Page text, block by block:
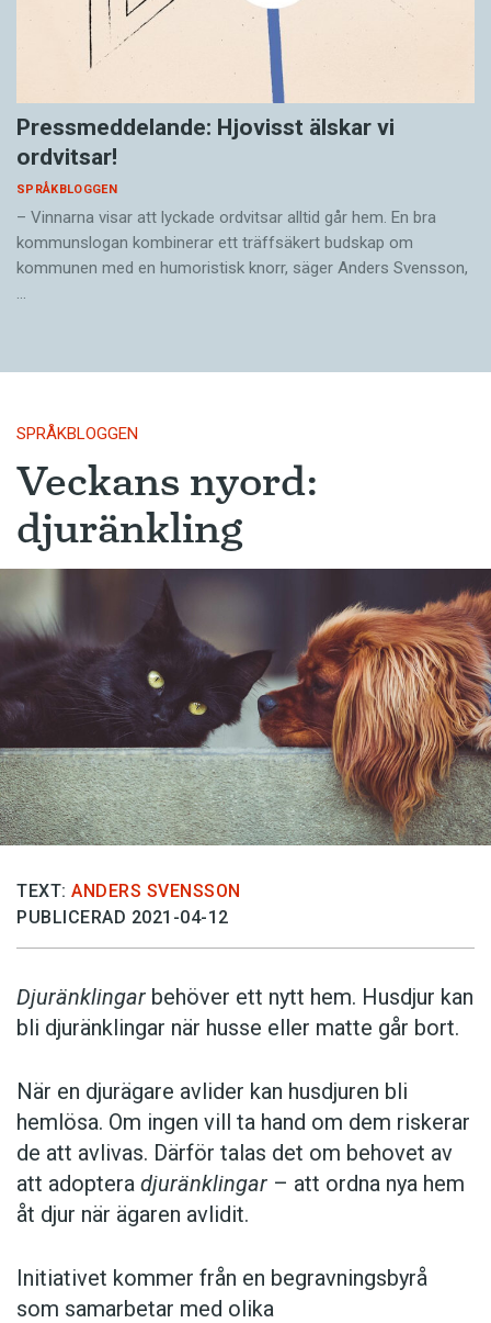
Pressmeddelande: Hjovisst älskar vi
ordvitsar!
SPRÅKBLOGGEN
– Vinnarna visar att lyckade ordvitsar alltid går hem. En bra
kommunslogan kombinerar ett träffsäkert budskap om
kommunen med en humoristisk knorr, säger Anders Svensson,
…
SPRÅKBLOGGEN
Veckans nyord:
djuränkling
TEXT: ANDERS SVENSSON
PUBLICERAD 2021-04-12
Djuränklingar behöver ett nytt hem. Husdjur kan
bli djuränklingar när husse eller matte går bort.
När en djurägare avlider kan husdjuren bli
hemlösa. Om ingen vill ta hand om dem riskerar
de att avlivas. Därför talas det om behovet av
att adoptera djuränklingar – att ordna nya hem
åt djur när ägaren avlidit.
Initiativet kommer från en begravningsbyrå
som samarbetar med olika